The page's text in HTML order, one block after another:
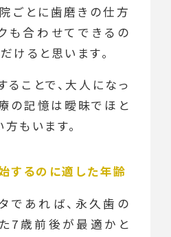
ごとに歯磨きの仕方
も合わせてできるの
けると思います。
ことで、大人になっ
の記憶は曖昧でほと
もいます。
するのに適した年齢
であれば、永久歯の
7歳前後が最適かと